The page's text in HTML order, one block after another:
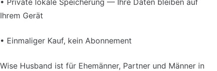
• Private lokale Speicherung — Ihre Daten bleiben auf
Ihrem Gerät
• Einmaliger Kauf, kein Abonnement
Wise Husband ist für Ehemänner, Partner und Männer in